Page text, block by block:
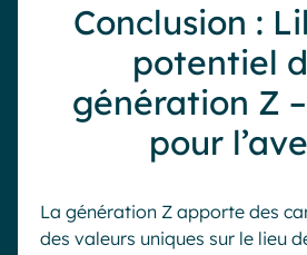
Demander une
Conclusion :
potentiel
génération Z
pour
La génération Z apporte des
des valeurs uniques sur le lieu